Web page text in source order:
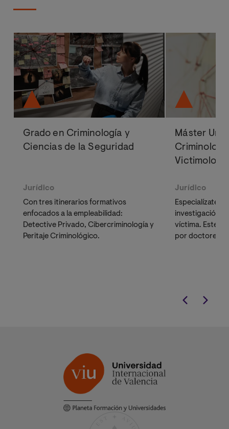
Grado en Criminología y
Ciencias de la Seguridad
Jurídico
Con tres itinerarios formativos
enfocados a la empleabilidad:
Detective Privado, Cibercriminología y
Peritaje Criminológico.
Máster
Jurídico
Especialízate
investigación
víctima. Este
por doctores,